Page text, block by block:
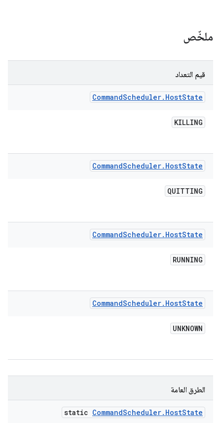
ملخّص
قيم التعداد
CommandScheduler. HostState
KILLING
CommandScheduler. HostState
QUITTING
CommandScheduler. HostState
RUNNING
CommandScheduler. HostState
UNKNOWN
الطرق العامة
static CommandScheduler. HostState